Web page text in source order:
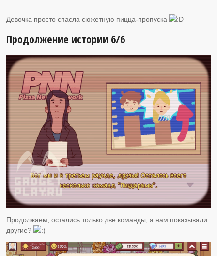
Девочка просто спасла сюжетную пицца-пропуска
Продолжение истории 6/6
Продолжаем, остались только две команды, а нам показывали
другие?